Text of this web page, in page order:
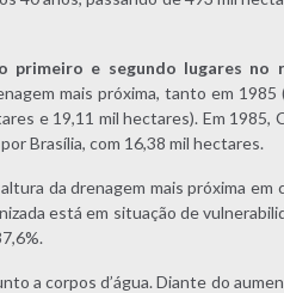
primeiro e segundo lugares no
mais próxima, tanto em
e 19,11 mil hectares). Em 1985,
Brasília, com 16,38 mil hectares.
da drenagem mais próxima
está em situação de
a corpos d’água. Diante do